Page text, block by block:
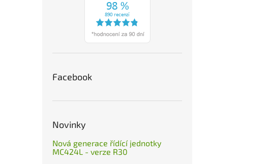
Facebook
Novinky
Nová generace řídící jednotky
MC424L - verze R30